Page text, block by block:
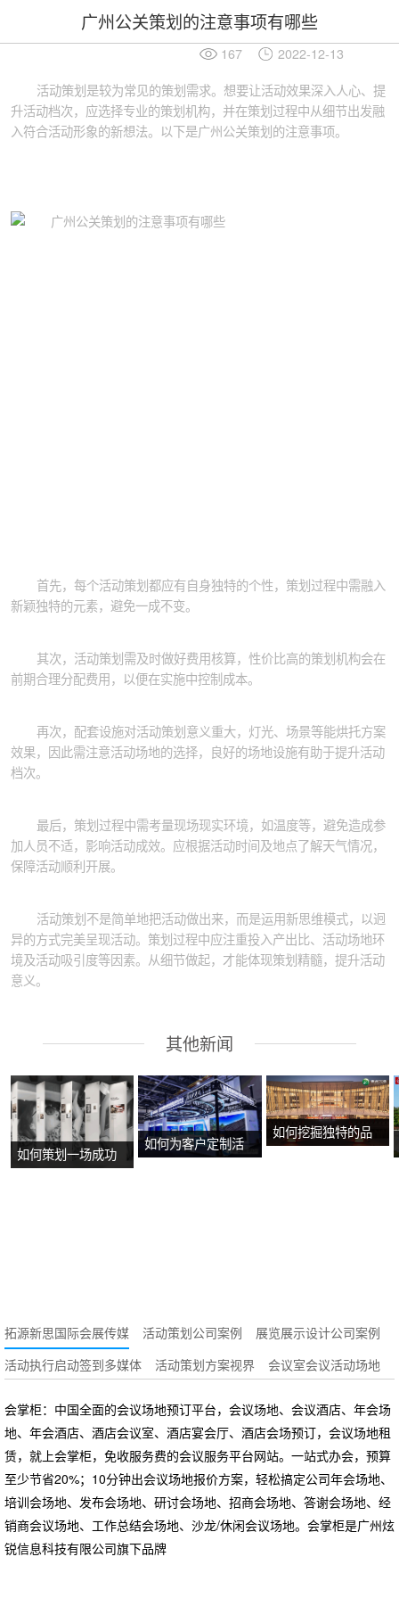
广州公关策划的注意事项有哪些
167 2022-12-13
活动策划是较为常见的策划需求。想要让活动效果深入人心、提
升活动档次，应选择专业的策划机构，并在策划过程中从细节出发融
入符合活动形象的新想法。以下是广州公关策划的注意事项。
首先，每个活动策划都应有自身独特的个性，策划过程中需融入
新颖独特的元素，避免一成不变。
其次，活动策划需及时做好费用核算，性价比高的策划机构会在
前期合理分配费用，以便在实施中控制成本。
再次，配套设施对活动策划意义重大，灯光、场景等能烘托方案
效果，因此需注意活动场地的选择，良好的场地设施有助于提升活动
档次。
最后，策划过程中需考量现场现实环境，如温度等，避免造成参
加人员不适，影响活动成效。应根据活动时间及地点了解天气情况，
保障活动顺利开展。
活动策划不是简单地把活动做出来，而是运用新思维模式，以迥
异的方式完美呈现活动。策划过程中应注重投入产出比、活动场地环
境及活动吸引度等因素。从细节做起，才能体现策划精髓，提升活动
意义。
其他新闻
如何策划一场成功
如何为客户定制活
如何挖掘独特的品
拓源新思国际会展传媒 活动策划公司案例
展览展示设计公司案例
活动执行启动签到多媒体
活动策划方案视界 会议室会议活动场地
会掌柜：中国全面的会议场地预订平台，会议场地、会议酒店、年会场
地、年会酒店、酒店会议室、酒店宴会厅、酒店会场预订，会议场地租
赁，就上会掌柜，免收服务费的会议服务平台网站。一站式办会，预算
至少节省20%；10分钟出会议场地报价方案，轻松搞定公司年会场地、
培训会场地、发布会场地、研讨会场地、招商会场地、答谢会场地、经
销商会议场地、工作总结会场地、沙龙/休闲会议场地。会掌柜是广州炫
锐信息科技有限公司旗下品牌